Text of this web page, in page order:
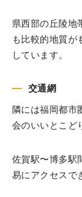
県西部の丘陵地
も比較的地質が
しています。
交通網
隣には福岡都市
会のいいとこど
佐賀駅〜博多駅
易にアクセスで